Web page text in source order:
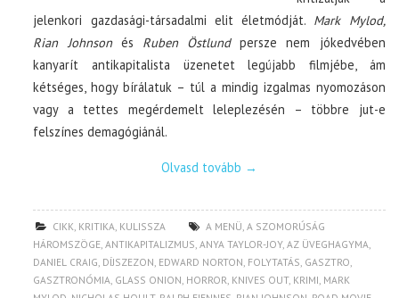
jelenkori gazdasági-társadalmi elit életmódját. Mark Mylod,
Rian Johnsonés Ruben Östlundpersze nem jókedvében
kanyarít antikapitalista üzenetet legújabb filmjébe, ám
kétséges, hogy bírálatuk – túl a mindig izgalmas nyomozáson
vagy a tettes megérdemelt leleplezésén – többre jut-e
felszínes demagógiánál.
Olvasd tovább →
CIKK, KRITIKA, KULISSZA A MENÜ,A SZOMORÚSÁG
HÁROMSZÖGE,ANTIKAPITALIZMUS,ANYA TAYLOR-JOY,AZ ÜVEGHAGYMA,
DANIEL CRAIG, DÍJSZEZON, EDWARD NORTON, FOLYTATÁS, GASZTRO,
GASZTRONÓMIA, GLASS ONION, HORROR, KNIVES OUT, KRIMI, MARK